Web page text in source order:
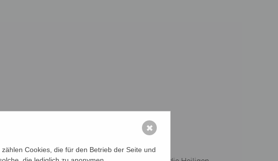
Cookies, die für den Betrieb der Seite und
✖